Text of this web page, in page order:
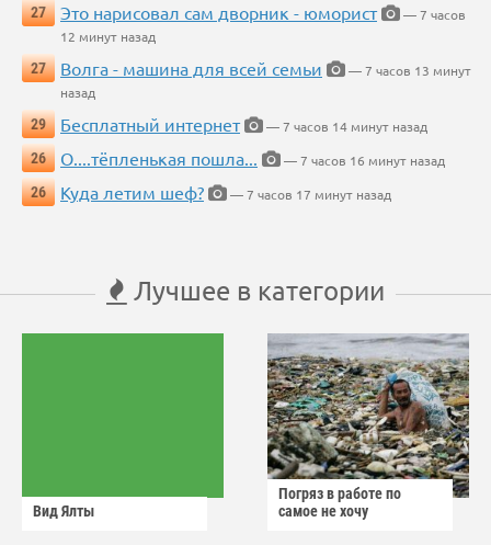
27
Это нарисовал сам дворник - юморист
— 7 часов
12 минут назад
27
Волга - машина для всей семьи
— 7 часов 13 минут
назад
29
Бесплатный интернет
— 7 часов 14 минут назад
26
О....тёпленькая пошла...
— 7 часов 16 минут назад
26
Куда летим шеф? — 7 часов 17 минут назад
Лучшее в категории
Вид Ялты
Погряз в работе по
самое не хочу